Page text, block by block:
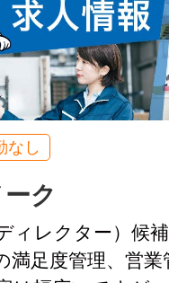
なし
ク
ィレクター）候
満足度管理、営